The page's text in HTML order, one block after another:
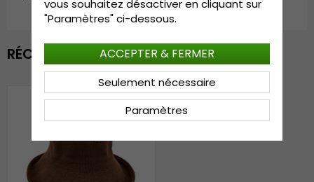
RÉCEMMENT VU
vous souhaitez désactiver en cliquant sur
"Paramètres" ci-dessous.
Paramètres
Seulement nécessaire
ACCEPTER & FERMER